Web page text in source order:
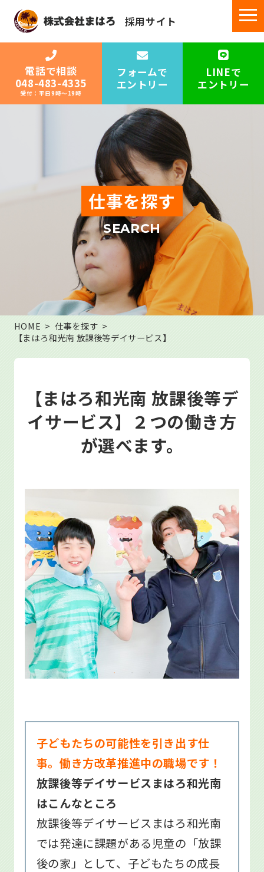
HOME
仕事を探す
【まはろ和光南 放課後等デイサービス】
仕事を探す
SEARCH
【まはろ和光南 放課後等デ
イサービス】２つの働き方
が選べます。
子どもたちの可能性を引き出す仕
事。働き方改革推進中の職場です！
放課後等デイサービスまはろ和光南
はこんなところ
放課後等デイサービスまはろ和光南
では発達に課題がある児童の「放課
後の家」として、子どもたちの成長
採用サイト
電話で相談
048-483-4335
受付：平日9時〜19時
フォームで
エントリー
LINEで
エントリー